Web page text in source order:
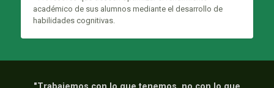
académico de sus alumnos mediante el desarrollo de
habilidades cognitivas.